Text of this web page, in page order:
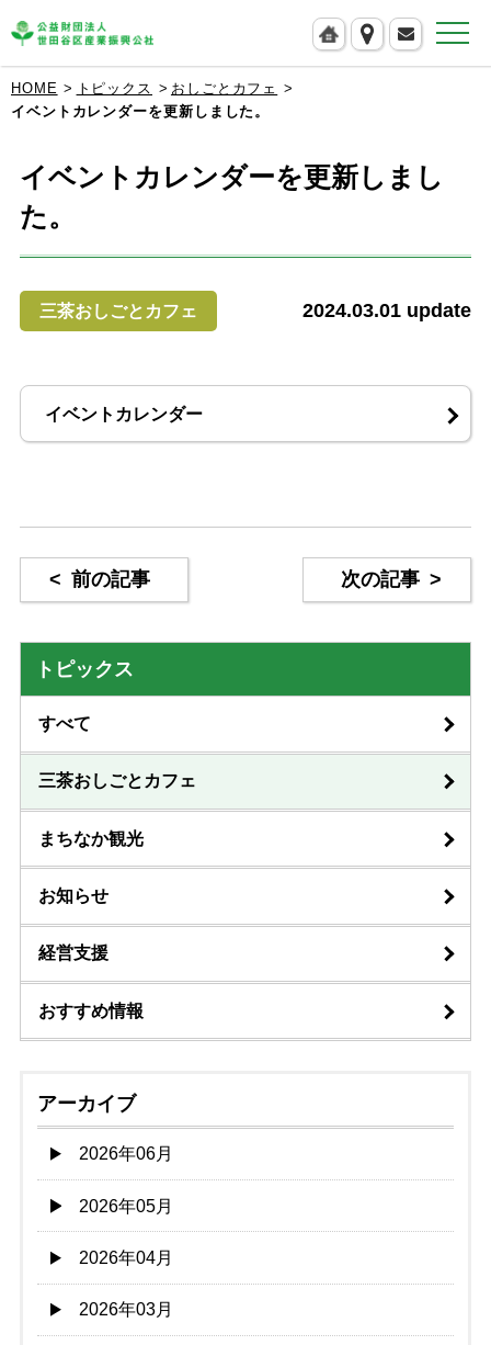
HOME トピックス
おしごとカフェ
イベントカレンダーを更新しました。
イベントカレンダーを更新しまし
た。
三茶おしごとカフェ 2024.03.01 update
イベントカレンダー
< 前の記事 次の記事 >
トピックス
すべて
三茶おしごとカフェ
まちなか観光
お知らせ
経営支援
おすすめ情報
アーカイブ
2026年06月
2026年05月
2026年04月
2026年03月